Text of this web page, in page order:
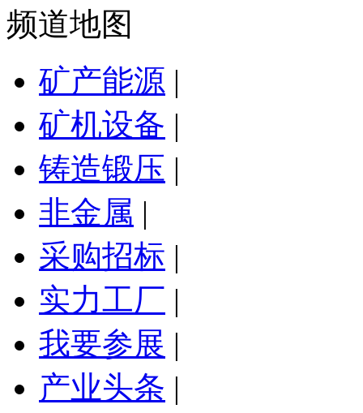
频道地图
矿产能源 |
矿机设备 |
铸造锻压 |
非金属 |
采购招标 |
实力工厂 |
我要参展 |
产业头条 |